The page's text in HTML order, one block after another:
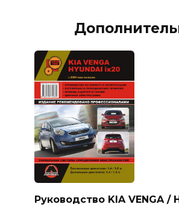
Руководство KIA VENGA /